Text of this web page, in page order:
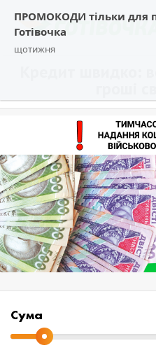
ПРОМОКОДИ тільки для
Готівочка
щотижня
Кредит швидко:
гроші
Cума